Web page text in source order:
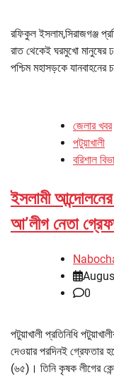
রফিকুল ইসলাম,সিরাজগঞ্জ
রাত থেকেই ঘরমুখো
পশ্চিম মহাসড়কে যানবাহনের
জেলার খবর
পটুয়াখালী
বরিশাল
ইসলামী
আ’লীগ নেতা
0
পটুয়াখালী প্রতিনিধি
দেওয়ার পরদিনই গ্রেফতার
(৬৫)। তিনি কৃষক লীগের